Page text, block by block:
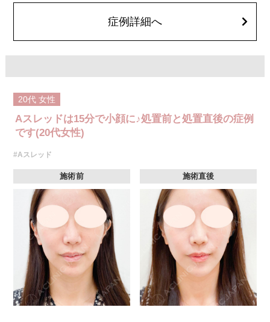
費用：1部位 184,800円(税込)
オプション：笑気麻酔 3,300円(税込)
症例詳細へ
20代 女性
Aスレッドは15分で小顔に♪処置前と処置直後の症例
です(20代女性)
#Aスレッド
施術前 施術直後